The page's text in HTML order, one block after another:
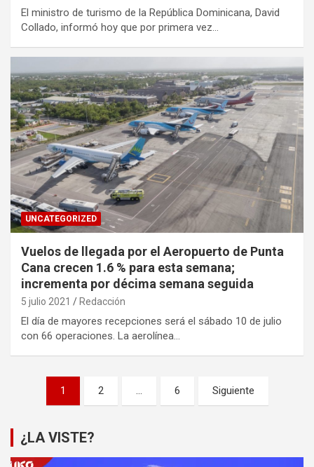
El ministro de turismo de la República Dominicana, David
Collado, informó hoy que por primera vez…
UNCATEGORIZED
Vuelos de llegada por el Aeropuerto de Punta
Cana crecen 1.6 % para esta semana;
incrementa por décima semana seguida
5 julio 2021 Redacción
El día de mayores recepciones será el sábado 10 de julio
con 66 operaciones. La aerolínea…
Paginación
entradas
1 2 … 6 Siguiente
¿LA VISTE?